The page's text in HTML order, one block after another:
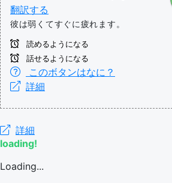
翻訳する
彼は弱くてすぐに疲れます。
読めるようになる
話せるようになる
このボタンはなに？
詳細
詳細
loading!
Loading...